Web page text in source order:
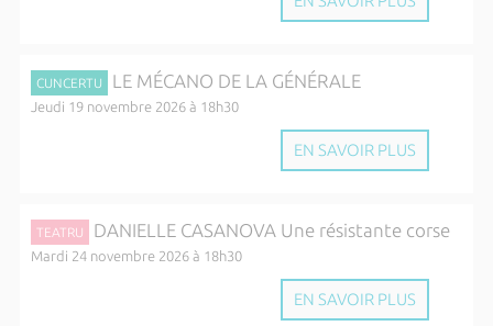
CUNCERTU LE MÉCANO DE LA GÉNÉRALE
Jeudi 19 novembre 2026 à 18h30
EN SAVOIR PLUS
TEATRU DANIELLE CASANOVA Une résistante corse
Mardi 24 novembre 2026 à 18h30
EN SAVOIR PLUS